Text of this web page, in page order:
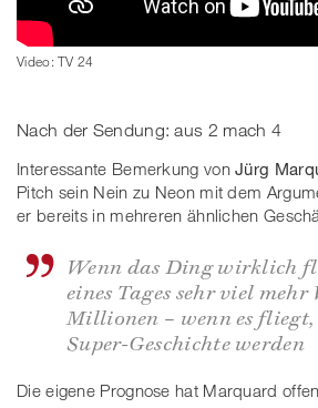
Video: TV 24
Nach der Sendung: aus 2 mach 4
Interessante Bemerkung vonJürg
Pitch sein Nein zu Neon mit dem
er bereits in mehreren ähnlichen
Wenn das Ding wirklich
eines Tages sehr viel mehr
Millionen – wenn es fliegt,
Super-Geschichte werden
Die eigene Prognose hat Marquard